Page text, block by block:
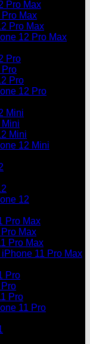
Pro Max
Max
Pro Max
12 Pro Max
Pro
Pro
Pro
12 Pro
Mini
Mini
12 Mini
12
Pro Max
Max
Pro Max
11 Pro Max
Pro
Pro
11 Pro